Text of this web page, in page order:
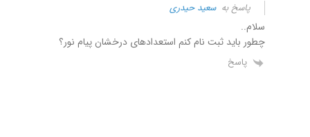
پاسخ بهسعید حیدری
سلام..
چطور باید ثبت نام کنم استعدادهای درخشان پیام نور؟
پاسخ